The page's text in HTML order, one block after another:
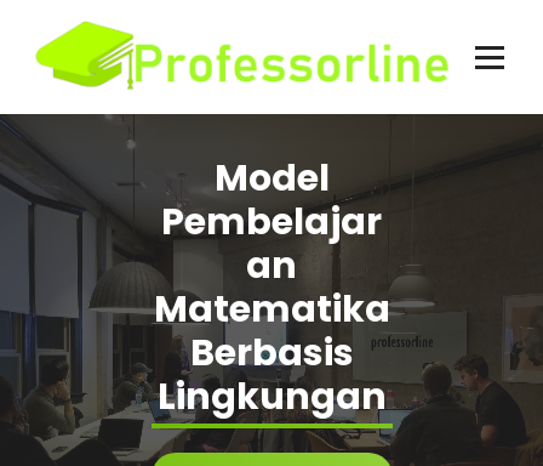
content
Model
Pembelajar
an
Matematika
Berbasis
Lingkungan